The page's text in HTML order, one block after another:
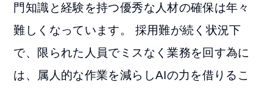
門知識と経験を持つ優秀な人材の確保は年々
難しくなっています。 採用難が続く状況下
で、限られた人員でミスなく業務を回す為に
は、属人的な作業を減らしAIの力を借りるこ